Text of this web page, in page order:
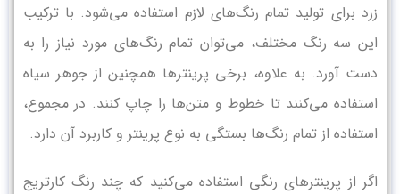
زرد برای تولید تمام رنگ‌های لازم استفاده می‌شود. با ترکیب
این سه رنگ مختلف، می‌توان تمام رنگ‌های مورد نیاز را به
دست آورد. به علاوه، برخی پرینترها همچنین از جوهر سیاه
استفاده می‌کنند تا خطوط و متن‌ها را چاپ کنند. در مجموع،
استفاده از تمام رنگ‌ها بستگی به نوع پرینتر و کاربرد آن دارد.
اگر از پرینتر‌های رنگی استفاده می‌کنید که چند رنگ کارتریج